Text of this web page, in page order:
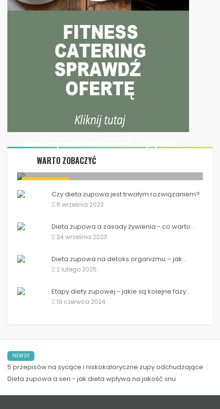
WARTO ZOBACZYĆ
DIETA ZUPOWA
poziom...
10 grudnia 2023
Dieta zupowa a cholesterol - wpływ na poziom...
Czy dieta zupowa jest trwałym rozwiązaniem?
6 września 2023
Dieta zupowa a zasady żywienia - co warto...
24 września 2023
Dieta zupowa na detoks organizmu – jak...
2 lutego 2025
Etapy diety zupowej - jakie są kolejne fazy...
19 czerwca 2024
NEWSY
5 przepisów na sycące i niskokaloryczne zupy odchudzające
Dieta zupowa a sen - jak dieta wpływa na jakość snu